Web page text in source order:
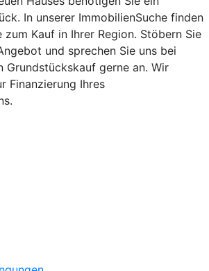
In unserer ImmobilienSuche finden
zum Kauf in Ihrer Region. Stöbern Sie
und sprechen Sie uns bei
Grundstückskauf gerne an. Wir
Finanzierung Ihres